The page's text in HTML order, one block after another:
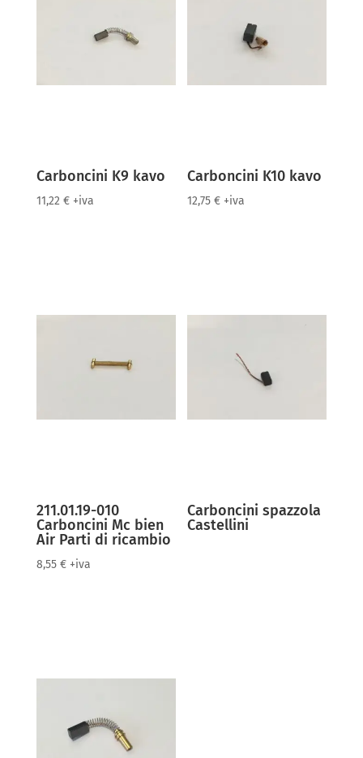
Carboncini K9 kavo
11,22 € +iva
Carboncini K10 kavo
12,75€ +iva
211.01.19-010
Carboncini Mc bien
Air Parti di ricambio
8,55 € +iva
Carboncini spazzola
Castellini